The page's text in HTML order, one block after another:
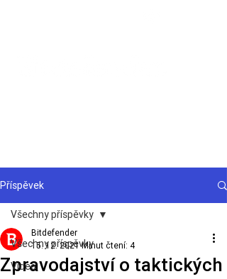
Příspěvek
Všechny příspěvky
Video
Všechny příspěvky
Zpravodajství o taktických
Bitdefender
15. 12. 2021 Minut čtení: 4